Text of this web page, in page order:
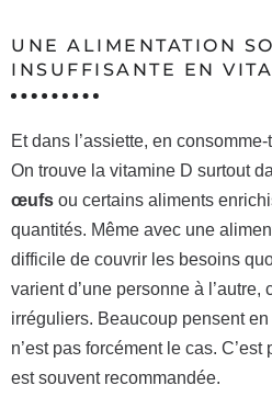
UNE ALIMENTATION
INSUFFISANTE EN
Et dans l’assiette, en
On trouve la vitamine D surtout
œufs ou certains aliments
quantités. Même avec une
difficile de couvrir les besoins
varient d’une personne à
irréguliers. Beaucoup pensent
n’est pas forcément le cas.
est souvent recommandée.